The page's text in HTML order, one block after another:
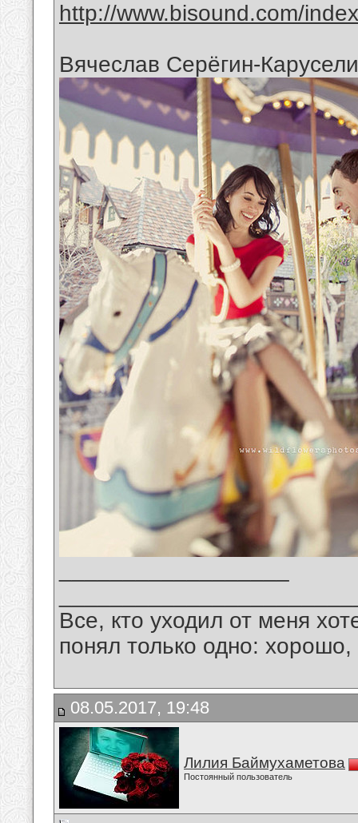
http://www.bisound.com/
Вячеслав Серёгин-Карусели
Все, кто уходил от меня
понял только одно:
08.05.2017, 19:48
Лилия Баймухаметова
Постоянный пользователь